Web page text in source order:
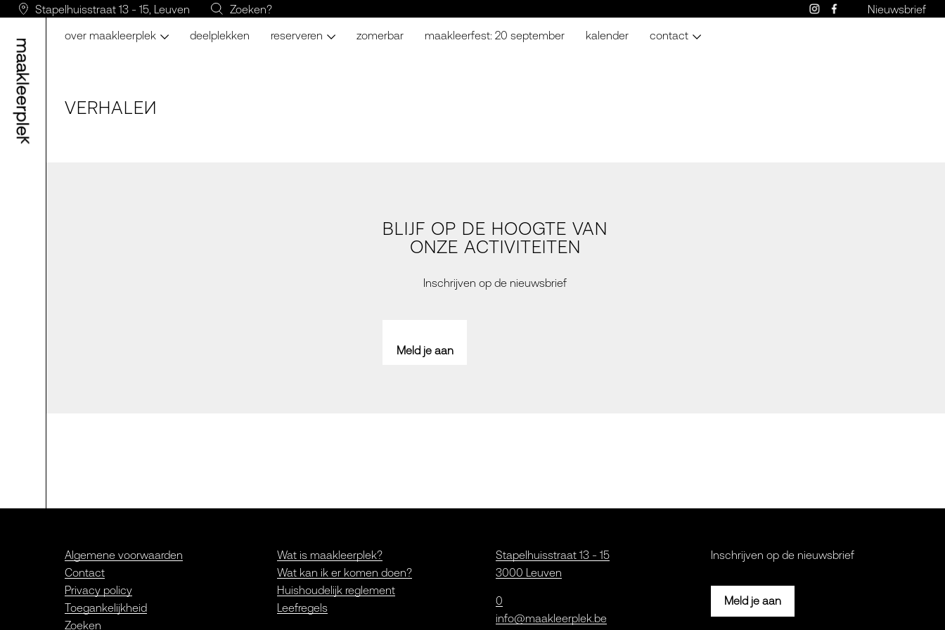
Stapelhuisstraat 13 - 15, Leuven Zoeken? Nieuwsbrief
over maakleerplek deelplekken reserveren zomerbar maakleerfest: 20 september kalender contact
VERHALEN
BLIJF OP DE HOOGTE VAN
ONZE ACTIVITEITEN
Inschrijven op de nieuwsbrief
Meld je aan
Algemene voorwaarden
Contact
Privacy policy
Toegankelijkheid
Zoeken
Wat is maakleerplek?
Wat kan ik er komen doen?
Huishoudelijk reglement
Leefregels
Stapelhuisstraat 13 - 15
3000 Leuven
0
info@maakleerplek.be
Inschrijven op de nieuwsbrief
Meld je aan